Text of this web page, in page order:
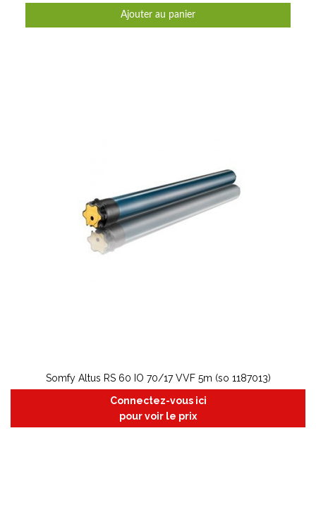
Ajouter au panier
Somfy Altus RS 60 IO 70/17 VVF 5m (so 1187013)
Connectez-vous ici
pour voir le prix